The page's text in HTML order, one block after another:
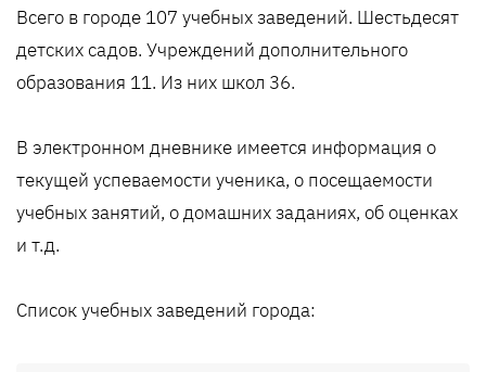
Всего в городе 107 учебных заведений. Шестьдесят
детских садов. Учреждений дополнительного
образования 11. Из них школ 36.
В электронном дневнике имеется информация о
текущей успеваемости ученика, о посещаемости
учебных занятий, о домашних заданиях, об оценках
и т.д.
Список учебных заведений города: